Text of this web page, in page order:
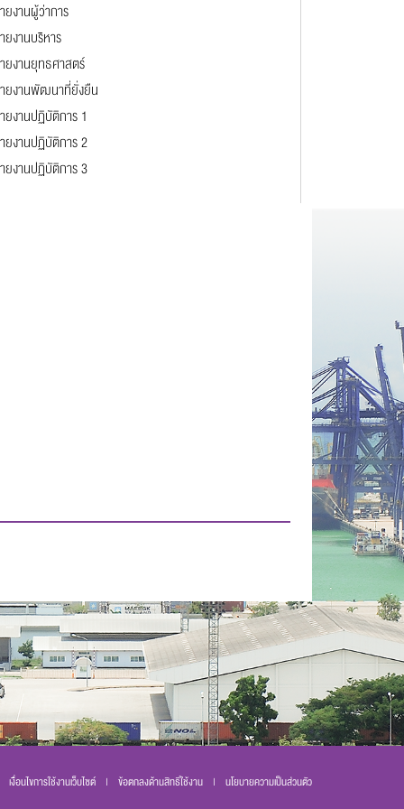
งานผู้ว่าการ
งานบริหาร
ยงานยุทธศาสตร์
ยงานพัฒนาที่ยั่งยืน
งานปฏิบัติการ 1
งานปฏิบัติการ 2
งานปฏิบัติการ 3
เงื่อนไขการใช้งานเว็บไซต์ | ข้อตกลงด้านสิทธิ์ใช้งาน | นโยบายความเป็นส่วนตัว